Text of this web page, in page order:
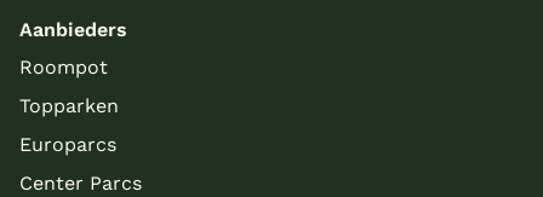
Aanbieders
Roompot
Topparken
Europarcs
Center Parcs